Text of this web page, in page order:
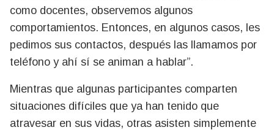
como docentes, observemos algunos
comportamientos. Entonces, en algunos casos, les
pedimos sus contactos, después las llamamos por
teléfono y ahí sí se animan a hablar”.
Mientras que algunas participantes comparten
situaciones difíciles que ya han tenido que
atravesar en sus vidas, otras asisten simplemente